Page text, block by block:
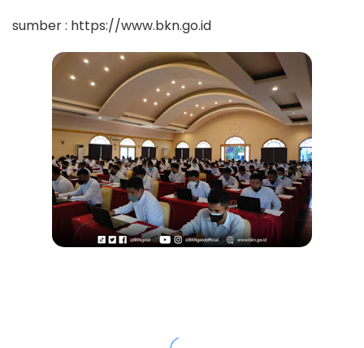
sumber : https://www.bkn.go.id